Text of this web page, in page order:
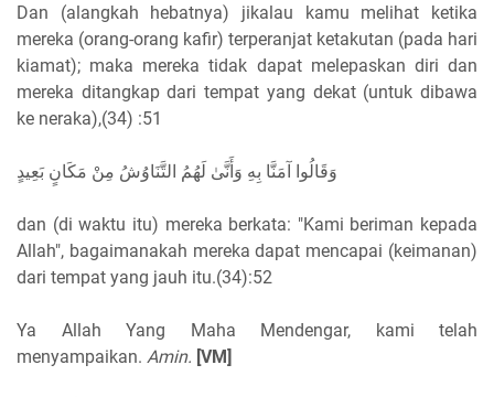
Dan (alangkah hebatnya) jikalau kamu melihat ketika
mereka (orang-orang kafir) terperanjat ketakutan (pada hari
kiamat); maka mereka tidak dapat melepaskan diri dan
mereka ditangkap dari tempat yang dekat (untuk dibawa
ke neraka),(34) :51
ﻭَﻗَﺎﻟُﻮﺍ ﺁﻣَﻨَّﺎ ﺑِﻪِ ﻭَﺃَﻧَّﻰٰ ﻟَﻬُﻢُ ﺍﻟﺘَّﻨَﺎﻭُﺵُ ﻣِﻦْ ﻣَﻜَﺎﻥٍ ﺑَﻌِﻴﺪٍ
dan (di waktu itu) mereka berkata: "Kami beriman kepada
Allah", bagaimanakah mereka dapat mencapai (keimanan)
dari tempat yang jauh itu.(34):52
Ya Allah Yang Maha Mendengar, kami telah
menyampaikan. Amin. [VM]